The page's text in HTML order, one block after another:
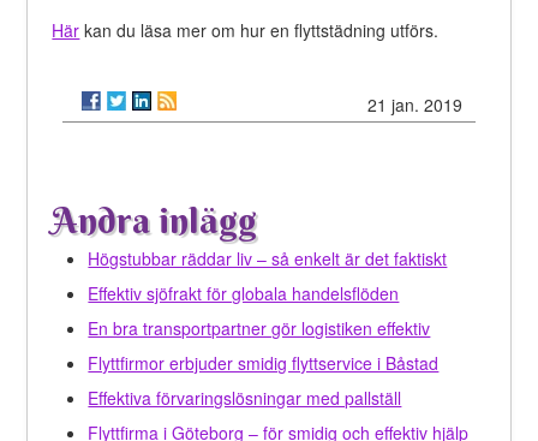
Här kan du läsa mer om hur en flyttstädning utförs.
21 jan. 2019
Andra inlägg
Högstubbar räddar liv – så enkelt är det faktiskt
Effektiv sjöfrakt för globala handelsflöden
En bra transportpartner gör logistiken effektiv
Flyttfirmor erbjuder smidig flyttservice i Båstad
Effektiva förvaringslösningar med pallställ
Flyttfirma i Göteborg – för smidig och effektiv hjälp